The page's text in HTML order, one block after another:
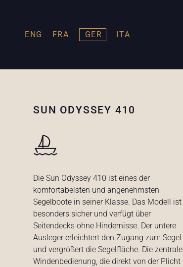
ENG FRA GER ITA
SUN ODYSSEY 410
Die Sun Odyssey 410 ist eines der
komfortabelsten und angenehmsten
Segelboote in seiner Klasse. Das Modell ist
besonders sicher und verfügt über
Seitendecks ohne Hindernisse. Der untere
Ausleger erleichtert den Zugang zum Segel
und vergrößert die Segelfläche. Die zentrale
Windenbedienung, die direkt von der Plicht